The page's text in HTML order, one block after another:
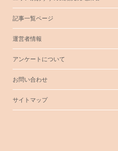
記事一覧ページ
運営者情報
アンケートについて
お問い合わせ
サイトマップ